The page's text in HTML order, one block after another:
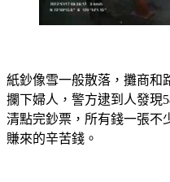
紙鈔像雪一般散落，攤商和
攔下婦人，警方逮到人發現
清點完鈔票，所有錢一張不
賺來的辛苦錢。